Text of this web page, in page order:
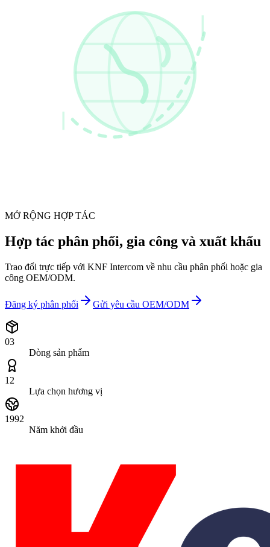
MỞ RỘNG HỢP TÁC
Hợp tác phân phối, gia công và xuất khẩu
Trao đổi trực tiếp với KNF Intercom về nhu cầu phân phối hoặc gia
công OEM/ODM.
Đăng ký phân phối Gửi yêu cầu OEM/ODM
03
Dòng sản phẩm
12
Lựa chọn hương vị
1992
Năm khởi đầu